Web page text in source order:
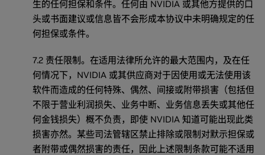
生的任何担保和条件。任何由 NVIDIA 或其他方提供的口
头或书面建议或信息皆不会形成本协议中未明确规定的任
何担保或条件。
7.2 责任限制。在适用法律所允许的最大范围内，及在任
何情况下，NVIDIA 或其供应商对于因使用或无法使用该
软件而造成的任何特殊、偶然、间接或附带损害（包括但
不限于营业利润损失、业务中断、业务信息丢失或其他任
何金钱损失）概不负责，即使 NVIDIA 知道可能出现此类
损害亦然。某些司法管辖区禁止排除或限制对默示担保或
者附带或偶然损害的责任，因此上述限制条款可能不适用